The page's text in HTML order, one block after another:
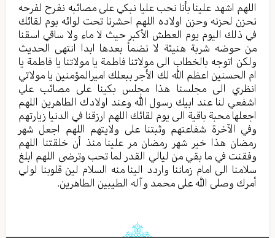
اللهم اشهد علينا بأنا نحب عليا نبكي على مصائبه نفرح لفرحه
نحزن لحزنه وحزن اولاده اللهم احشرنا تحت لوائه بوم لقائك
في ذلك اليوم يوم العطش الأكبر حيث لا ماء ولا ساقي اسقنا
من حوضه شربة هنيئة لا نضمأ بعدها ابدا انتهى الحديث
ولكن اتوجه بالخطاب الى مولاتنا فاطمة يا مولاتنا يا فاطمة يا
ام الحسنين اعظم الله لك الأجر ببعلك اميرالمؤمنين يا مولاتي
انظري الى مجلسنا هذا مجلس بكينا على مصائب علي
اشفعي لنا عند ابيك رسول الله وعند اولادك الطاهرين اللهم
اجعلها محبة باقية الى يوم لقائك اللهم ارزقنا في الدنيا زيارتهم
وفي الآخرة شفاعتهم وثبتنا على ولايتهم اللهم اجعل شهر
رمضان هذا خير شهر رمضان مر علينا منذ أن خلقتنا اللهم
وفقنت في ما بقي من ليالي القدر لما تحب وترضى اللهم ابلغ
سلامنا الى امام زماننا واردد الينا منه السلام لين قلوبنا لولي
أمرك وصلى الله على محمد وآله الطيبين الطاهرين.